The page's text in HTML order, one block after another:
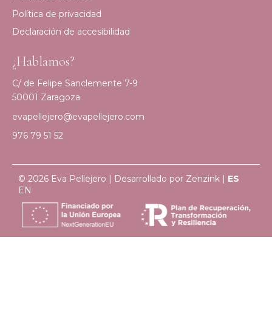
Política de privacidad
Declaración de accesibilidad
¿Hablamos?
C/ de Felipe Sanclemente 7-9
50001 Zaragoza
evapellejero@evapellejero.com
976 79 51 52
© 2026 Eva Pellejero | Desarrollado por Zenzink | ES
EN